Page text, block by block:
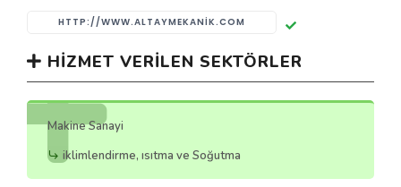
HTTP://WWW.ALTAYMEKANIK.COM
HIZMET VERILEN SEKTÖRLER
Makine Sanayi
iklimlendirme, ısıtma ve Soğutma